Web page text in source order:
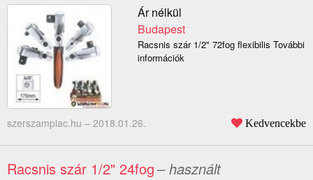
Ár nélkül
Budapest
Racsnis szár 1/2" 72fog flexibilis További
információk
szerszampiac.hu – 2018.01.26. Kedvencekbe
Racsnis szár 1/2" 24fog– használt